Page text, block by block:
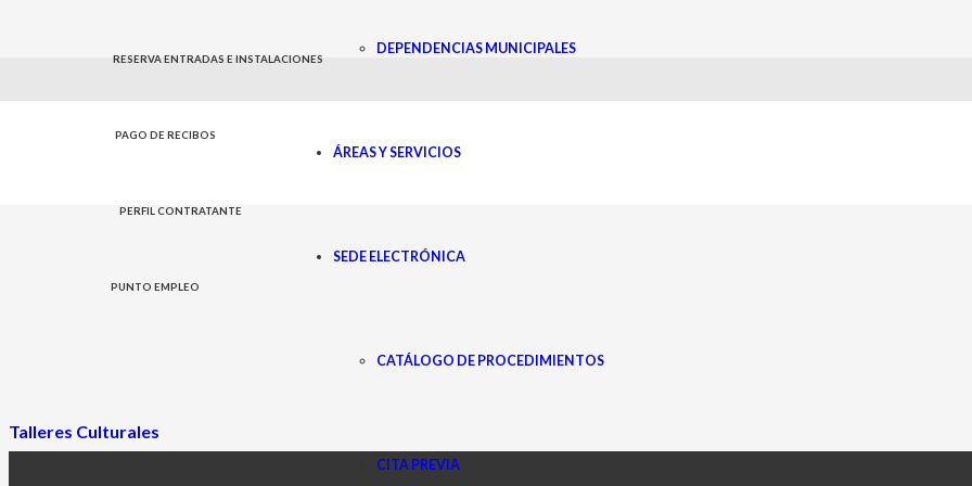
RESERVA ENTRADAS E INSTALACIONES
PAGO DE RECIBOS
PERFIL CONTRATANTE
PUNTO EMPLEO
DEPENDENCIAS MUNICIPALES
ÁREAS Y SERVICIOS
SEDE ELECTRÓNICA
CATÁLOGO DE PROCEDIMIENTOS
CITA PREVIA
Talleres Culturales